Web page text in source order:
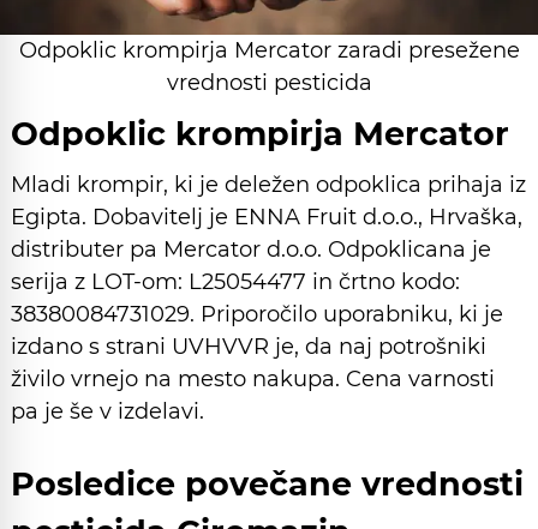
Odpoklic krompirja Mercator zaradi presežene
vrednosti pesticida
Odpoklic krompirja Mercator
Mladi krompir, ki je deležen odpoklica prihaja iz
Egipta. Dobavitelj je ENNA Fruit d.o.o., Hrvaška,
distributer pa Mercator d.o.o. Odpoklicana je
serija z LOT-om: L25054477 in črtno kodo:
38380084731029. Priporočilo uporabniku, ki je
izdano s strani UVHVVR je, da naj potrošniki
živilo vrnejo na mesto nakupa. Cena varnosti
pa je še v izdelavi.
Posledice povečane vrednosti